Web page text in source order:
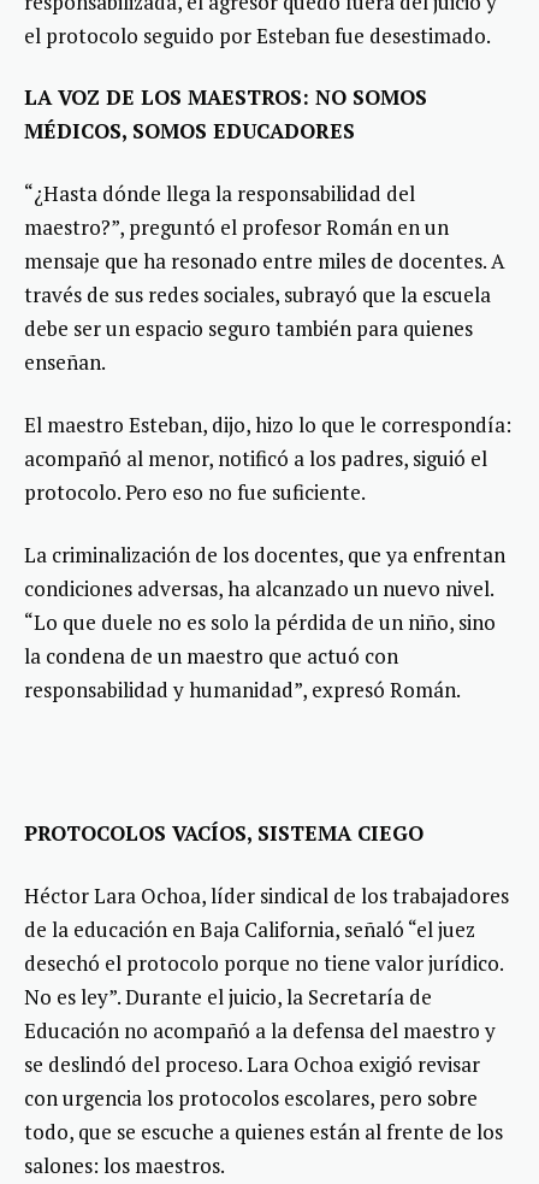
el protocolo seguido por Esteban fue desestimado.
LA VOZ DE LOS MAESTROS: NO SOMOS
MÉDICOS, SOMOS EDUCADORES
“¿Hasta dónde llega la responsabilidad del
maestro?”, preguntó el profesor Román en un
mensaje que ha resonado entre miles de docentes. A
través de sus redes sociales, subrayó que la escuela
debe ser un espacio seguro también para quienes
enseñan.
El maestro Esteban, dijo, hizo lo que le correspondía:
acompañó al menor, notificó a los padres, siguió el
protocolo. Pero eso no fue suficiente.
La criminalización de los docentes, que ya enfrentan
condiciones adversas, ha alcanzado un nuevo nivel.
“Lo que duele no es solo la pérdida de un niño, sino
la condena de un maestro que actuó con
responsabilidad y humanidad”, expresó Román.
PROTOCOLOS VACÍOS, SISTEMA CIEGO
Héctor Lara Ochoa, líder sindical de los trabajadores
de la educación en Baja California, señaló “el juez
desechó el protocolo porque no tiene valor jurídico.
No es ley”. Durante el juicio, la Secretaría de
Educación no acompañó a la defensa del maestro y
se deslindó del proceso. Lara Ochoa exigió revisar
con urgencia los protocolos escolares, pero sobre
todo, que se escuche a quienes están al frente de los
salones: los maestros.